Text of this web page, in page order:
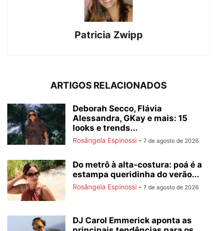
Patricia Zwipp
ARTIGOS RELACIONADOS
Deborah Secco, Flávia
Alessandra, GKay e mais: 15
looks e trends...
Rosângela Espinossi - 7 de agosto de 2026
Do metrô à alta-costura: poá é a
estampa queridinha do verão...
Rosângela Espinossi - 7 de agosto de 2026
DJ Carol Emmerick aponta as